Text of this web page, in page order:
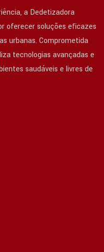
a Dedetizadora
oferecer soluções eficazes
urbanas. Comprometida
tecnologias avançadas e
saudáveis e livres de